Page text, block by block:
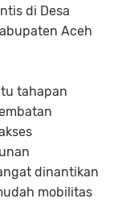
di Desa
Aceh
tahapan
dinantikan
mobilitas